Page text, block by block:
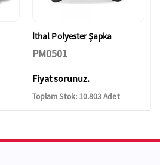
İthal Polyester Şapka
PM0501
Fiyat sorunuz.
Toplam Stok: 10.803 Adet